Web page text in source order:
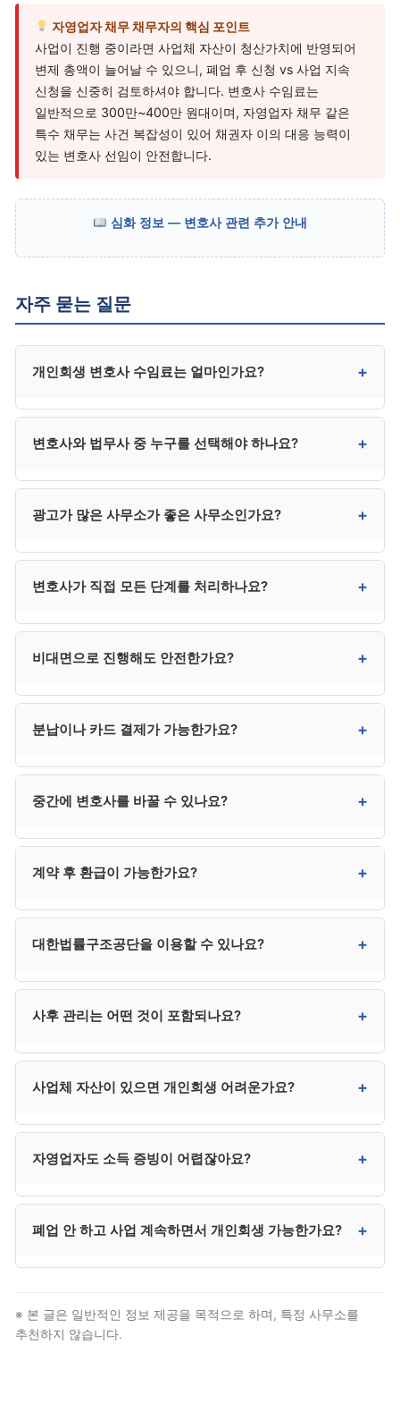
자영업자 채무 채무자의 핵심 포인트
사업이 진행 중이라면 사업체 자산이 청산가치에 반영되어
변제 총액이 늘어날 수 있으니, 폐업 후 신청 vs 사업 지속
신청을 신중히 검토하셔야 합니다. 변호사 수임료는
일반적으로 300만~400만 원대이며, 자영업자 채무 같은
특수 채무는 사건 복잡성이 있어 채권자 이의 대응 능력이
있는 변호사 선임이 안전합니다.
심화 정보 — 변호사 관련 추가 안내
자주 묻는 질문
개인회생 변호사 수임료는 얼마인가요? +
지역, 사무소 규모에 따라 차이가 있으며, 수도권은
250만 원 전후로 다소 낮지만 법정 대리권에 제한이 있어
분쟁 시 한계가 있습니다.
변호사와 법무사 중 누구를 선택해야 하나요? +
채권자 이의가 예상되거나 복잡한 사건은 변호사가
제한이 있어 분쟁 발생 시 변호사를 추가 선임해야 할 수
있어, 결과적으로 변호사가 더 효율적인 경우가
광고가 많은 사무소가 좋은 사무소인가요? +
반영되거나, 사건이 과다해 개별 관리가 약해질 수
선택은 직접 상담을 통해 결정하시는 것이 좋습니다.
변호사가 직접 모든 단계를 처리하나요? +
운영됩니다. 변호사가 사건 수임 결정, 변제계획안 최종
서류 작업은 사무직원이 진행하는 것이 일반적입니다.
계약서에 담당 변호사 명의가 명확하고 중요 단계에서
비대면으로 진행해도 안전한가요? +
안전하게 처리할 수 있습니다. 다른 지역의 평판 좋은
있습니다.
분납이나 카드 결제가 가능한가요? +
일반적이며, 카드 무이자 할부도 3·6·12개월 등으로
수임료를 마련하는 것은 사해행위 의심을 받을 수 있어
위험합니다.
중간에 변호사를 바꿀 수 있나요? +
있습니다. 처음 계약 시 신중하게 선택하시는 것이 가장
계약 후 환급이 가능한가요? +
100%, 서류 작성 단계 50~70%, 신청 후 30~50%,
계약서의 환급 규정을 사전 확인하시기 바랍니다.
대한법률구조공단을 이용할 수 있나요? +
저렴하거나 무료로 진행할 수 있습니다. 자격 요건은
배정에 시간이 걸리는 경우가 있어 긴급한 사건은 사설
사무소가 빠를 수 있습니다.
사후 관리는 어떤 것이 포함되나요? +
면책 신청, 면책 후 추심 대응 등이 사후 관리에 포함될 수
명확히 확인하시는 것이 매우 중요합니다.
사업체 자산이 있으면 개인회생 어려운가요? +
총액이 늘어날 수 있습니다. 폐업 후 신청 vs 사업 지속
자영업자도 소득 증빙이 어렵잖아요? +
거래 내역 등으로 입증합니다. 근로소득자보다 보정명령
폐업 안 하고 사업 계속하면서 개인회생 가능한가요? +
변제계획에 포함됩니다. 사업 지속이 변제 능력 회복에
더 유리할 수 있어 적극 검토할 가치가 있습니다.
※ 본 글은 일반적인 정보 제공을 목적으로 하며, 특정 사무소를
추천하지 않습니다.